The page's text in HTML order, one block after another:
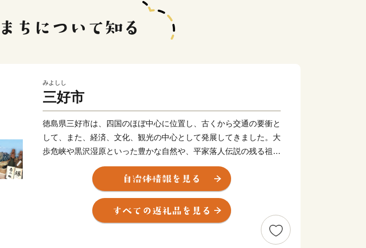
みよしし
三好市
徳島県三好市は、四国のほぼ中心に位置し、古くから交通の要衝と
して、また、経済、文化、観光の中心として発展してきました。大
歩危峡や黒沢湿原といった豊かな自然や、平家落人伝説の残る祖谷
のかずら橋など、歴史的文化遺産の多く残るまちです。また阿波踊
りや祖谷平家祭りなど四季折々に様々なイベントがあります。近年
はラフティングやウェイクボードなどウォータースポーツを楽しめ
るまちとしても人気を集めています。ぜひ多くの皆様にお越しいた
だき三好市を楽しんでいただければと思います。